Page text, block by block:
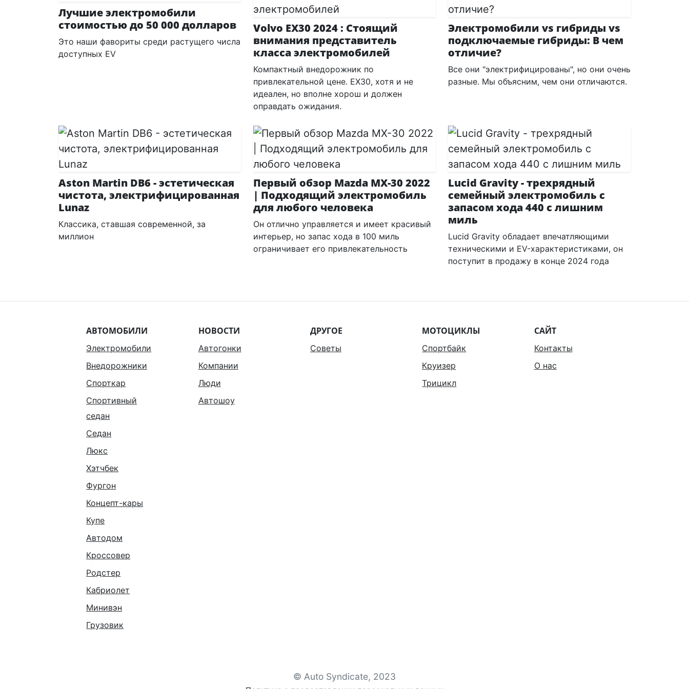
Лучшие электромобили
стоимостью до 50 000 долларов
Это наши фавориты среди растущего числа
доступных EV
Volvo EX30 2024 : Стоящий
внимания представитель
класса электромобилей
Компактный внедорожник по
привлекательной цене. EX30, хотя и не
идеален, но вполне хорош и должен
оправдать ожидания.
Электромобили vs гибриды vs
подключаемые гибриды: В чем
отличие?
Все они "электрифицированы", но они очень
разные. Мы объясним, чем они отличаются.
Aston Martin DB6 - эстетическая
чистота, электрифицированная
Lunaz
Классика, ставшая современной, за
миллион
Первый обзор Mazda MX-30 2022
| Подходящий электромобиль
для любого человека
Он отлично управляется и имеет красивый
интерьер, но запас хода в 100 миль
ограничивает его привлекательность
Lucid Gravity - трехрядный
семейный электромобиль с
запасом хода 440 с лишним
миль
Lucid Gravity обладает впечатляющими
техническими и EV-характеристиками, он
поступит в продажу в конце 2024 года
АВТОМОБИЛИ
Электромобили
Внедорожники
Спорткар
Спортивный
седан
Седан
Люкс
Хэтчбек
Фургон
Концепт-кары
Купе
Автодом
Кроссовер
Родстер
Кабриолет
Минивэн
Грузовик
НОВОСТИ
Автогонки
Компании
Люди
Автошоу
ДРУГОЕ
Советы
МОТОЦИКЛЫ
Спортбайк
Круизер
Трицикл
САЙТ
Контакты
О нас
© Auto Syndicate, 2023